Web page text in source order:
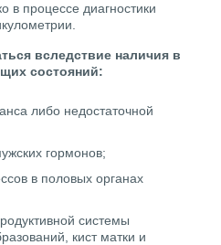
в процессе диагностики
вследствие наличия в
состояний:
либо недостаточной
гормонов;
в половых органах
системы
кист матки и